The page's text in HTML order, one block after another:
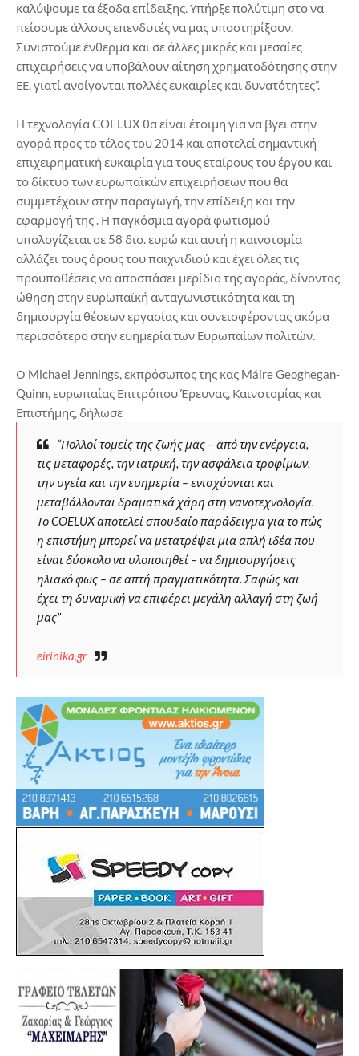
καλύψουμε τα έξοδα επίδειξης. Υπήρξε πολύτιμη στο να
πείσουμε άλλους επενδυτές να μας υποστηρίξουν.
Συνιστούμε ένθερμα και σε άλλες μικρές και μεσαίες
επιχειρήσεις να υποβάλουν αίτηση χρηματοδότησης στην
ΕΕ, γιατί ανοίγονται πολλές ευκαιρίες και δυνατότητες”.
Η τεχνολογία COELUX θα είναι έτοιμη για να βγει στην
αγορά προς το τέλος του 2014 και αποτελεί σημαντική
επιχειρηματική ευκαιρία για τους εταίρους του έργου και
το δίκτυο των ευρωπαϊκών επιχειρήσεων που θα
συμμετέχουν στην παραγωγή, την επίδειξη και την
εφαρμογή της . Η παγκόσμια αγορά φωτισμού
υπολογίζεται σε 58 δισ. ευρώ και αυτή η καινοτομία
αλλάζει τους όρους του παιχνιδιού και έχει όλες τις
προϋποθέσεις να αποσπάσει μερίδιο της αγοράς, δίνοντας
ώθηση στην ευρωπαϊκή ανταγωνιστικότητα και τη
δημιουργία θέσεων εργασίας και συνεισφέροντας ακόμα
περισσότερο στην ευημερία των Ευρωπαίων πολιτών.
Ο Michael Jennings, εκπρόσωπος της κας Máire Geoghegan-
Quinn, ευρωπαίας Επιτρόπου Έρευνας, Καινοτομίας και
Επιστήμης, δήλωσε
“Πολλοί τομείς της ζωής μας – από την ενέργεια,
τις μεταφορές, την ιατρική, την ασφάλεια τροφίμων,
την υγεία και την ευημερία – ενισχύονται και
μεταβάλλονται δραματικά χάρη στη νανοτεχνολογία.
Το COELUX αποτελεί σπουδαίο παράδειγμα για το πώς
η επιστήμη μπορεί να μετατρέψει μια απλή ιδέα που
είναι δύσκολο να υλοποιηθεί – να δημιουργήσεις
ηλιακό φως – σε απτή πραγματικότητα. Σαφώς και
έχει τη δυναμική να επιφέρει μεγάλη αλλαγή στη ζωή
μας”
eirinika.gr